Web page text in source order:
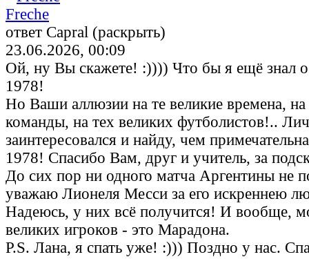
Freche
ответ Capral (раскрыть)
23.06.2026, 00:09
Ой, ну Вы скажете! :)))) Что бы я ещё знал
1978!
Но Ваши аллюзии на те великие времена, на
команды, на тех великих футболистов!..
заинтересовался и найду, чем
1978! Спасибо Вам, друг и учитель, за
До сих пор ни одного матча Аргентины не
уважаю Лионеля Месси за его искреннею
Надеюсь, у них всё получится! И вообще,
великих игроков - это Марадона.
P.S. Лана, я спать уже! :))) Поздно у нас.